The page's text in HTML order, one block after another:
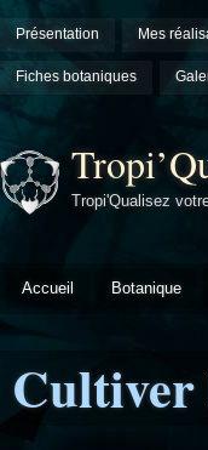
Présentation Mes
Fiches botaniques
Tropi'Qualisez
Accueil Botanique
Cultiver